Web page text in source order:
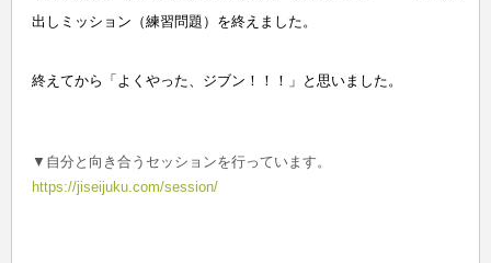
出しミッション（練習問題）を終えました。
終えてから「よくやった、ジブン！！！」と思いました。
▼自分と向き合うセッションを行っています。
https://jiseijuku.com/session/